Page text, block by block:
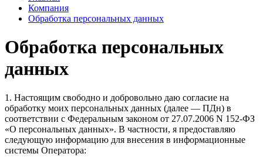
Компания
Обработка персональных данных
Обработка персональных
данных
1. Настоящим свободно и добровольно даю согласие на
обработку моих персональных данных (далее — ПДн) в
соответствии с Федеральным законом от 27.07.2006 N 152-ФЗ
«О персональных данных». В частности, я предоставляю
следующую информацию для внесения в информационные
системы Оператора: